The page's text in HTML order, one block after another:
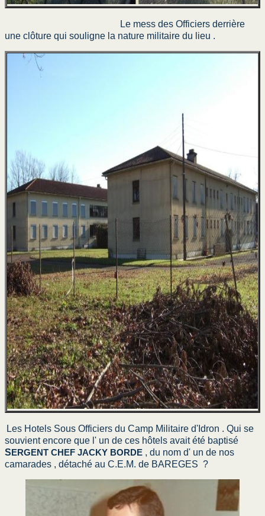
La piste et le camp
Camp de Ger
Ephémérides Souge
Musique 11° Division
Camp de Souge
Témoignages 1971
COMPAGNIES IDRON
Volontaires paras
Le BF au Cambodge
La 2 sur le caillou
La 3° au Gabon
La 3° à la Réunion
Poisson d’avril Noir 4
Gris à Mayotte 1983
En stage à l'ETAP
La CA à Bou Sfer
La section rasura
Les milans
Le mess des Officiers derrière
une clôture qui souligne la nature militaire du lieu .
Les Hotels Sous Officiers du Camp Militaire d'Idron . Qui se
souvient encore que l' un de ces hôtels avait été baptisé
SERGENT CHEF JACKY BORDE , du nom d' un de nos
camarades , détaché au C.E.M. de BAREGES ?